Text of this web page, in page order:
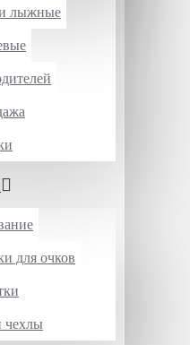
лыжные
для очков
чехлы